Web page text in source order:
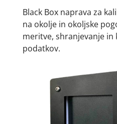
Black Box naprava za
na okolje in okoljske
meritve, shranjevanje
podatkov.